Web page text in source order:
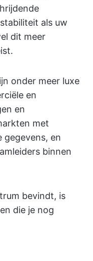
als uw
dit meer
onder meer luxe
en
en
met
en
binnen
bevindt, is
die je nog